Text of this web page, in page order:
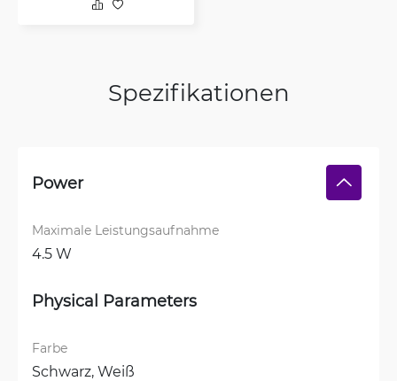
Spezifikationen
Power
Maximale Leistungsaufnahme
4.5 W
Physical Parameters
Farbe
Schwarz, Weiß